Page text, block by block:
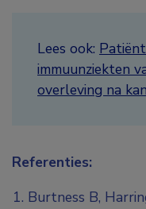
Lees ook:
immuunziekten
overleving na
Referenties:
Burtness B,